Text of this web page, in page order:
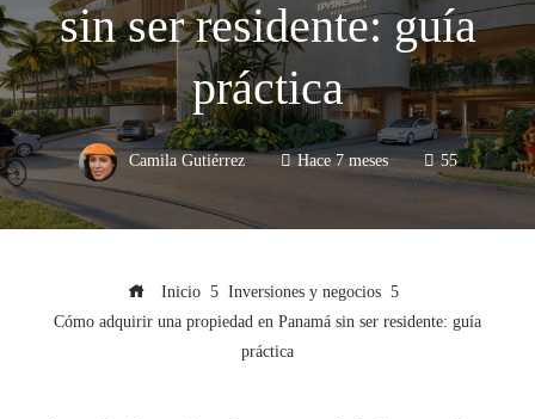
sin ser residente: guía
práctica
Camila Gutiérrez Hace 7 meses 55
Inicio
Inversiones y negocios
Cómo adquirir una propiedad en Panamá sin ser residente: guía
práctica